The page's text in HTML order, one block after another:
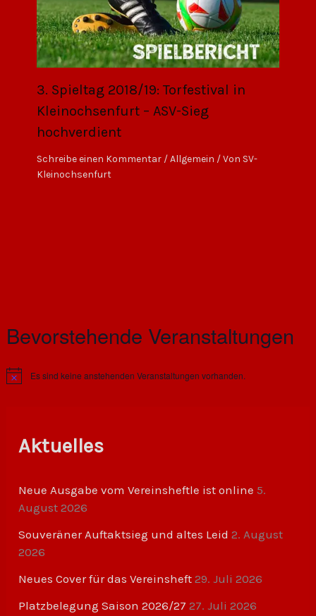
3. Spieltag 2018/19: Torfestival in
Kleinochsenfurt – ASV-Sieg
hochverdient
Schreibe einen Kommentar /Allgemein / Von SV-
Kleinochsenfurt
Bevorstehende Veranstaltungen
H
Es sind keine anstehenden Veranstaltungen vorhanden.
Aktuelles
Neue Ausgabe vom Vereinsheftle ist online 5.
August 2026
Souveräner Auftaktsieg und altes Leid 2. August
2026
Neues Cover für das Vereinsheft 29. Juli 2026
Platzbelegung Saison 2026/27 27. Juli 2026